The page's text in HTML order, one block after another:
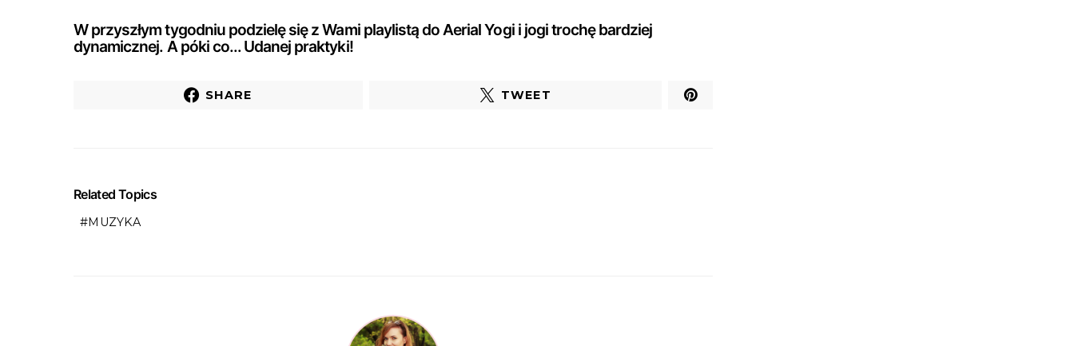
W przyszłym tygodniu podzielę się z Wami playlistą do Aerial Yogi i jogi trochę bardziej
dynamicznej. A póki co… Udanej praktyki!
SHARE TWEET
Related Topics
MUZYKA